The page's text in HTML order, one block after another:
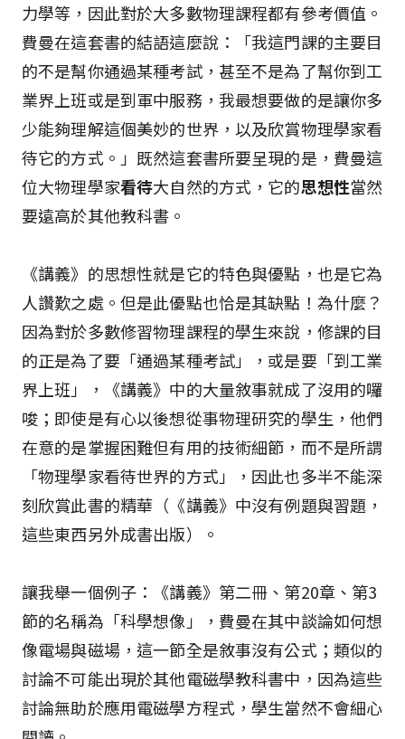
力學等，因此對於大多數物理課程都有參考價值。
費曼在這套書的結語這麼說：「我這門課的主要目
的不是幫你通過某種考試，甚至不是為了幫你到工
業界上班或是到軍中服務，我最想要做的是讓你多
少能夠理解這個美妙的世界，以及欣賞物理學家看
待它的方式。」既然這套書所要呈現的是，費曼這
位大物理學家看待大自然的方式，它的思想性當然
要遠高於其他教科書。
《講義》的思想性就是它的特色與優點，也是它為
人讚歎之處。但是此優點也恰是其缺點！為什麼？
因為對於多數修習物理課程的學生來說，修課的目
的正是為了要「通過某種考試」，或是要「到工業
界上班」，《講義》中的大量敘事就成了沒用的囉
唆；即使是有心以後想從事物理研究的學生，他們
在意的是掌握困難但有用的技術細節，而不是所謂
「物理學家看待世界的方式」，因此也多半不能深
刻欣賞此書的精華（《講義》中沒有例題與習題，
這些東西另外成書出版）。
讓我舉一個例子：《講義》第二冊、第20章、第3
節的名稱為「科學想像」，費曼在其中談論如何想
像電場與磁場，這一節全是敘事沒有公式；類似的
討論不可能出現於其他電磁學教科書中，因為這些
討論無助於應用電磁學方程式，學生當然不會細心